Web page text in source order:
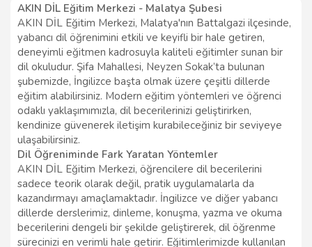
AKIN DİL Eğitim Merkezi - Malatya Şubesi
AKIN DİL Eğitim Merkezi, Malatya'nın Battalgazi ilçesinde,
yabancı dil öğrenimini etkili ve keyifli bir hale getiren,
deneyimli eğitmen kadrosuyla kaliteli eğitimler sunan bir
dil okuludur. Şifa Mahallesi, Neyzen Sokak’ta bulunan
şubemizde, İngilizce başta olmak üzere çeşitli dillerde
eğitim alabilirsiniz. Modern eğitim yöntemleri ve öğrenci
odaklı yaklaşımımızla, dil becerilerinizi geliştirirken,
kendinize güvenerek iletişim kurabileceğiniz bir seviyeye
ulaşabilirsiniz.
Dil Öğreniminde Fark Yaratan Yöntemler
AKIN DİL Eğitim Merkezi, öğrencilere dil becerilerini
sadece teorik olarak değil, pratik uygulamalarla da
kazandırmayı amaçlamaktadır. İngilizce ve diğer yabancı
dillerde derslerimiz, dinleme, konuşma, yazma ve okuma
becerilerini dengeli bir şekilde geliştirerek, dil öğrenme
sürecinizi en verimli hale getirir. Eğitimlerimizde kullanılan